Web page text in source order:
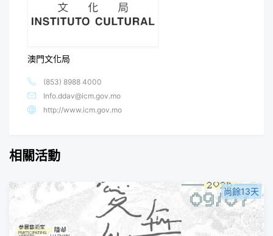
澳門文化局
(853) 8988 4000
Info.ddav@icm.gov.mo
http://www.icm.gov.mo
相關活動
尚餘13天